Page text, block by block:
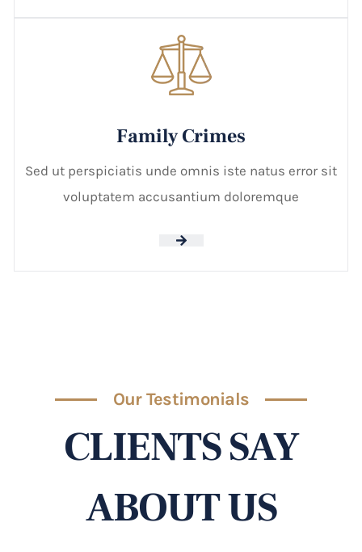
Family Crimes
Sed ut perspiciatis unde omnis iste natus error sit
voluptatem accusantium doloremque
Our Testimonials
CLIENTS SAY
ABOUT US